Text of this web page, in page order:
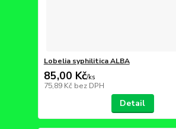
Lobelia syphilitica ALBA
85,00 Kč/ks
75,89 Kč bez DPH
Detail